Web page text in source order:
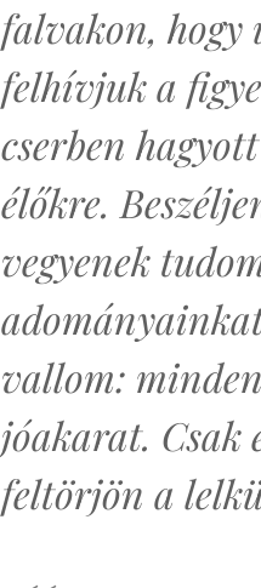
falvakon,
felhívjuk a
cserben
élőkre.
vegyenek
vallom: minden
jóakarat. Csak
feltörjön a